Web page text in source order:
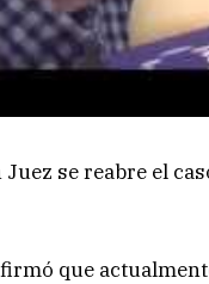
se reabre el
que